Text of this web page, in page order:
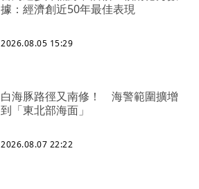
據：經濟創近50年最佳表現
2026.08.05 15:29
白海豚路徑又南修！ 海警範圍擴增
到「東北部海面」
2026.08.07 22:22